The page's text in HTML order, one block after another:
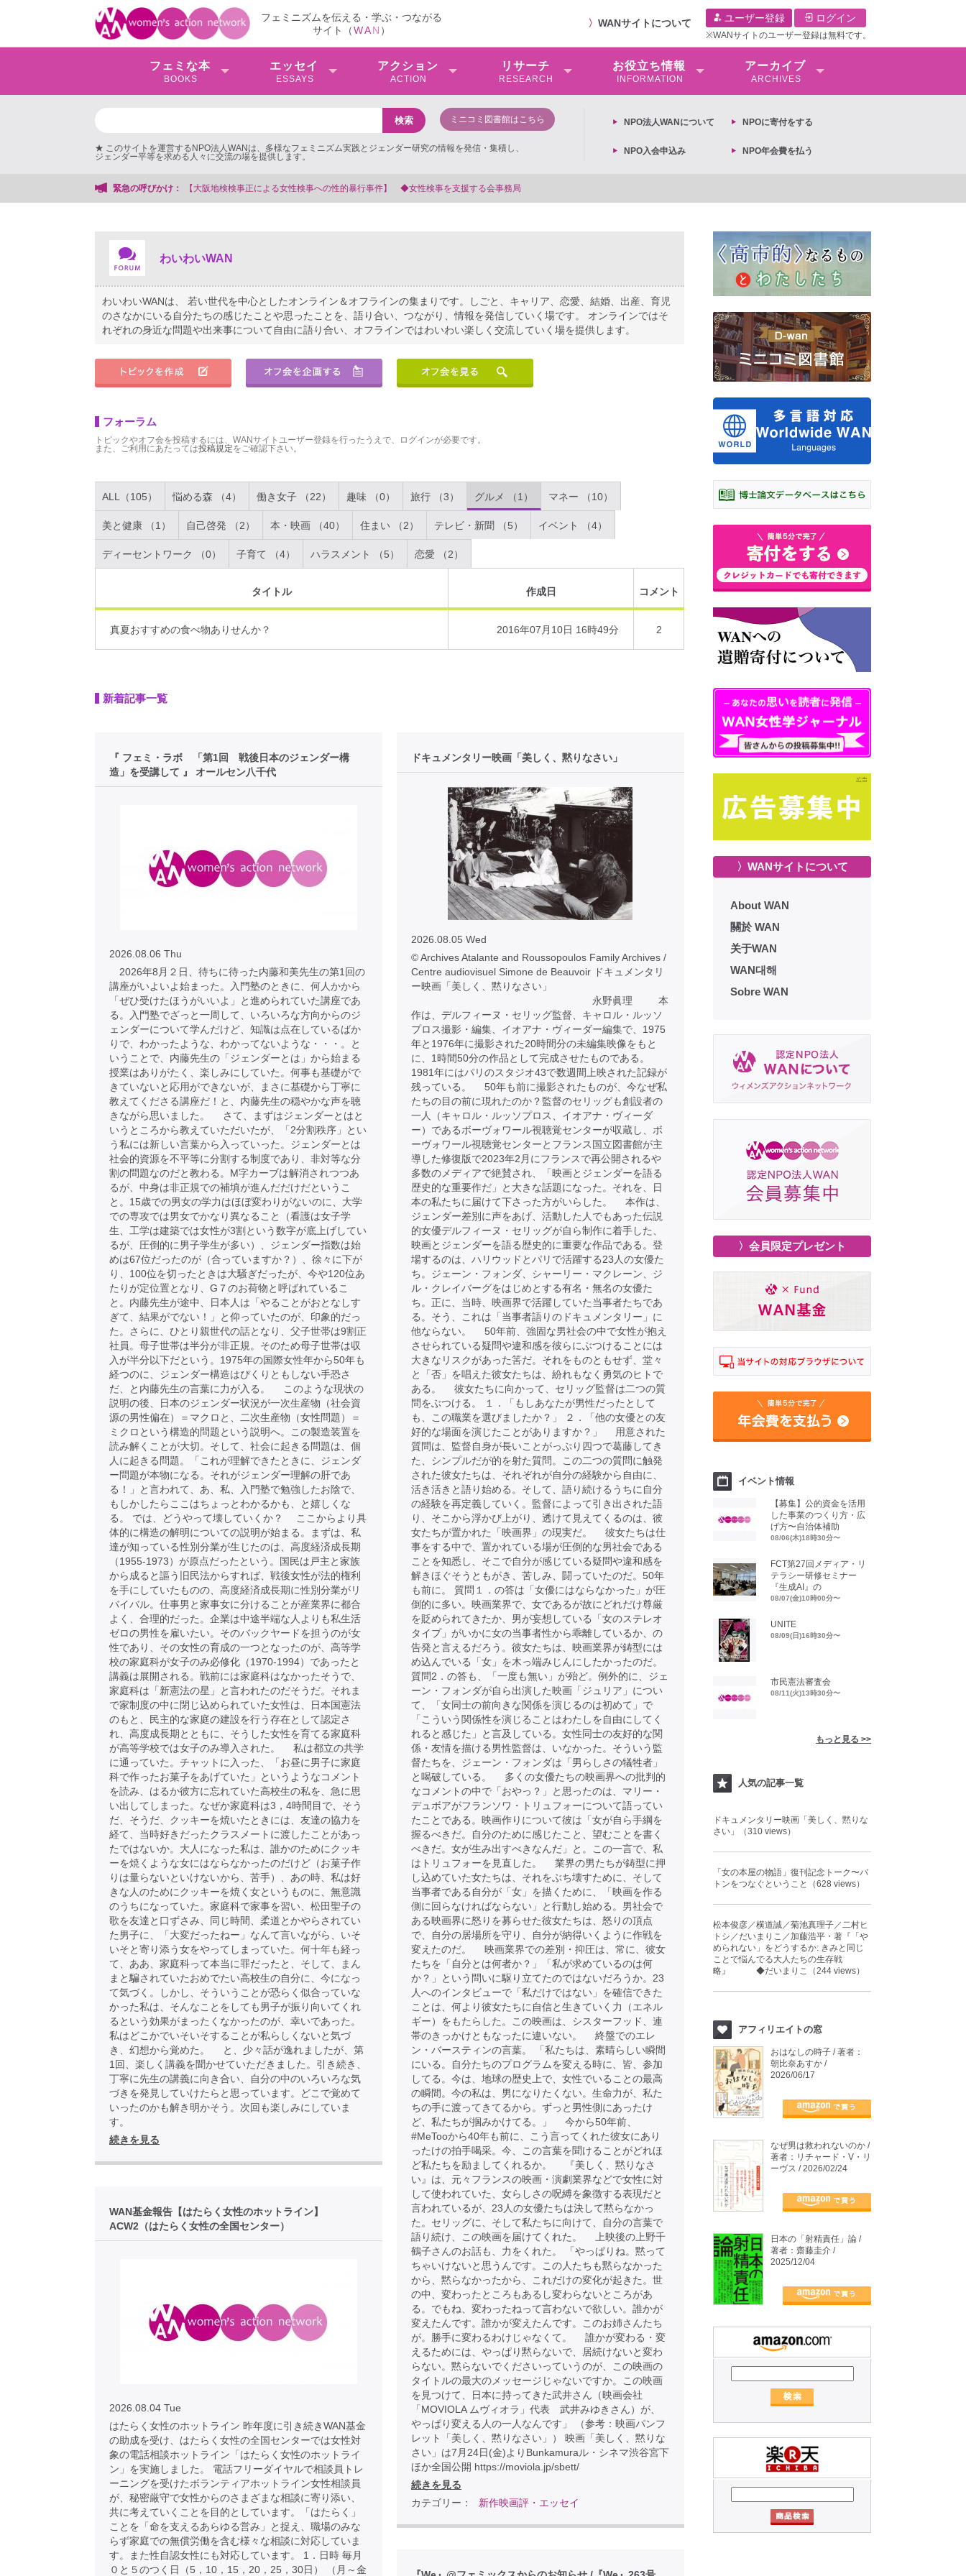
フェミニズムを伝える・学ぶ・つながる
サイト（WAN ）
〉 WANサイトについて ユーザー登録 ログイン
※WANサイトのユーザー登録は無料です。
フェミな本
BOOKS
エッセイ
ESSAYS
アクション
ACTION
リサーチ
RESEARCH
お役⽴ち情報
INFORMATION
アーカイブ
ARCHIVES
ミニコミ図書館はこちら
★ このサイトを運営するNPO法人WANは、多様なフェミニズム実践とジェンダー研究の情報を発信・集積し、
ジェンダー平等を求める人々に交流の場を提供します。
NPO法⼈WANについて NPOに寄付をする
NPO入会申込み NPO年会費を払う
緊急の呼びかけ： 【抗議文】2026年3月13日第6次男女共同参画基本計画の閣議決定への抗議文 ◆女性差別撤廃条約実現アクション 亀永能布子
わいわいWAN
わいわいWANは、 若い世代を中心としたオンライン＆オフラインの集まりです。しごと、キャリア、恋愛、結婚、出産、育児
のさなかにいる自分たちの感じたことや思ったことを、語り合い、つながり、情報を発信していく場です。 オンラインではそ
れぞれの身近な問題や出来事について自由に語り合い、オフラインではわいわい楽しく交流していく場を提供します。
フォーラム
トピックやオフ会を投稿するには、WANサイトユーザー登録を行ったうえで、ログインが必要です。
また、ご利用にあたっては投稿規定をご確認下さい。
ALL（105） 悩める森 （4） 働き女子 （22） 趣味 （0） 旅行 （3） グルメ （1） マネー （10）
美と健康 （1） 自己啓発 （2） 本・映画 （40） 住まい （2） テレビ・新聞 （5） イベント （4）
ディーセントワーク （0） 子育て （4） ハラスメント （5） 恋愛 （2）
タイトル 作成日 コメント
真夏おすすめの食べ物ありせんか？ 2016年07月10日 16時49分 2
新着記事一覧
『 フェミ・ラボ 「第1回 戦後日本のジェンダー構
造」を受講して 』 オールセン八千代
2026.08.06 Thu
2026年8月２日、待ちに待った内藤和美先生の第1回の
講座がいよいよ始まった。入門塾のときに、何人かから
「ぜひ受けたほうがいいよ」と進められていた講座であ
る。入門塾でざっと一周して、いろいろな方向からのジ
ェンダーについて学んだけど、知識は点在しているばか
りで、わかったような、わかってないような・・・。と
いうことで、内藤先生の「ジェンダーとは」から始まる
授業はありがたく、楽しみにしていた。何事も基礎がで
きていないと応用ができないが、まさに基礎から丁寧に
教えてくださる講座だ！と、内藤先生の穏やかな声を聴
きながら思いました。 さて、まずはジェンダーとはと
いうところから教えていただいたが、「2分割秩序」とい
う私には新しい言葉から入っていった。ジェンダーとは
社会的資源を不平等に分割する制度であり、非対等な分
割の問題なのだと教わる。M字カーブは解消されつつあ
るが、中身は非正規での補填が進んだだけだというこ
と。15歳での男女の学力はほぼ変わりがないのに、大学
での専攻では男女でかなり異なること（看護は女子学
生、工学は建築では女性が3割という数字が底上げしてい
るが、圧倒的に男子学生が多い）、ジェンダー指数は始
めは67位だったのが（合っていますか？）、徐々に下が
り、100位を切ったときは大騒ぎだったが、今や120位あ
たりが定位置となり、G７のお荷物と呼ばれているこ
と。内藤先生が途中、日本人は「やることがおとなしす
ぎて、結果がでない！」と仰っていたのが、印象的だっ
た。さらに、ひとり親世代の話となり、父子世帯は9割正
社員。母子世帯は半分が非正規。そのため母子世帯は収
入が半分以下だという。1975年の国際女性年から50年も
経つのに、ジェンダー構造はぴくりともしない手恐さ
だ、と内藤先生の言葉に力が入る。 このような現状の
説明の後、日本のジェンダー状況が一次生産物（社会資
源の男性偏在）＝マクロと、二次生産物（女性問題）＝
ミクロという構造的問題という説明へ。この製造装置を
読み解くことが大切。そして、社会に起きる問題は、個
人に起きる問題。「これが理解できたときに、ジェンダ
ー問題が本物になる。それがジェンダー理解の肝であ
る！」と言われて、あ、私、入門塾で勉強したお陰で、
もしかしたらここはちょっとわかるかも、と嬉しくな
る。 では、どうやって壊していくか？ ここからより具
体的に構造の解明についての説明が始まる。まずは、私
達が知っている性別分業が生じたのは、高度経済成長期
（1955-1973）が原点だったという。国民は戸主と家族
から成ると謳う旧民法からすれば、戦後女性が法的権利
を手にしていたものの、高度経済成長期に性別分業がリ
バイバル。仕事男と家事女に分けることが産業界に都合
よく、合理的だった。企業は中途半端な人よりも私生活
ゼロの男性を雇いたい。そのバックヤードを担うのが女
性であり、その女性の育成の一つとなったのが、高等学
校の家庭科が女子のみ必修化（1970-1994）であったと
講義は展開される。戦前には家庭科はなかったそうで、
家庭科は「新憲法の星」と言われたのだそうだ。それま
で家制度の中に閉じ込められていた女性は、日本国憲法
のもと、民主的な家庭の建設を行う存在として認定さ
れ、高度成長期とともに、そうした女性を育てる家庭科
が高等学校では女子のみ導入された。 私は都立の共学
に通っていた。チャットに入った、「お昼に男子に家庭
科で作ったお菓子をあげていた」というようなコメント
を読み、はるか彼方に忘れていた高校生の私を、急に思
い出してしまった。なぜか家庭科は3，4時間目で、そう
だ、そうだ、クッキーを焼いたときには、友達の協力を
経て、当時好きだったクラスメートに渡したことがあっ
たではないか。大人になった私は、誰かのためにクッキ
ーを焼くような女にはならなかったのだけど（お菓子作
りは量らないといけないから、苦手）、あの時、私は好
きな人のためにクッキーを焼く女というものに、無意識
のうちになっていた。家庭科で家事を習い、松田聖子の
歌を友達と口ずさみ、同じ時間、柔道とかやらされてい
た男子に、「大変だったねー」なんて言いながら、いそ
いそと寄り添う女をやってしまっていた。何十年も経っ
て、ああ、家庭科って本当に罪だったと、そして、まん
まと騙されていたおめでたい高校生の自分に、今になっ
て気づく。しかし、そういうことが恐らく似合っていな
かった私は、そんなことをしても男子が振り向いてくれ
るという効果がまったくなかったのが、幸いであった。
私はどこかでいそいそすることが私らしくないと気づ
き、幻想から覚めた。 と、少々話が逸れましたが、第
1回、楽しく講義を聞かせていただきました。引き続き、
丁寧に先生の講義に向き合い、自分の中のいろいろな気
づきを発見していけたらと思っています。どこで覚めて
いったのかも解き明かそう。次回も楽しみにしていま
す。
続きを見る
ドキュメンタリー映画「美しく、黙りなさい」
2026.08.05 Wed
© Archives Atalante and Roussopoulos Family Archives /
Centre audiovisuel Simone de Beauvoir ドキュメンタリ
ー映画「美しく、黙りなさい」
永野眞理 本
作は、デルフィーヌ・セリッグ監督、キャロル・ルッソ
プロス撮影・編集、イオアナ・ヴィーダー編集で、1975
年と1976年に撮影された20時間分の未編集映像をもと
に、1時間50分の作品として完成させたものである。
1981年にはパリのスタジオ43で数週間上映された記録が
残っている。 50年も前に撮影されたものが、今なぜ私
たちの目の前に現れたのか？監督のセリッグも創設者の
一人（キャロル・ルッソプロス、イオアナ・ヴィーダ
ー）であるボーヴォワール視聴覚センターが収蔵し、ボ
ーヴォワール視聴覚センターとフランス国立図書館が主
導した修復版で2023年2月にフランスで再公開されるや
多数のメディアで絶賛され、「映画とジェンダーを語る
歴史的な重要作だ」と大きな話題になった。それを、日
本の私たちに届けて下さった方がいらした。 本作は、
ジェンダー差別に声をあげ、活動した人でもあった伝説
的女優デルフィーヌ・セリッグが自ら制作に着手した、
映画とジェンダーを語る歴史的に重要な作品である。登
場するのは、ハリウッドとパリで活躍する23人の女優た
ち。ジェーン・フォンダ、シャーリー・マクレーン、ジ
ル・クレイバーグをはじめとする有名・無名の女優た
ち。正に、当時、映画界で活躍していた当事者たちであ
る。そう、これは「当事者語りのドキュメンタリー」に
他ならない。 50年前、強固な男社会の中で女性が抱え
させられている疑問や違和感を彼らにぶつけることには
大きなリスクがあった筈だ。それをものともせず、堂々
と「否」を唱えた彼女たちは、紛れもなく勇気のヒトで
ある。 彼女たちに向かって、セリッグ監督は二つの質
問をぶつける。 １．「もしあなたが男性だったとして
も、この職業を選びましたか？」 ２．「他の女優との友
好的な場面を演じたことがありますか？」 用意された
質問は、監督自身が長いことがっぷり四つで葛藤してき
た、シンプルだが的を射た質問。この二つの質問に触発
された彼女たちは、それぞれが自分の経験から自由に、
活き活きと語り始める。そして、語り続けるうちに自分
の経験を再定義していく。監督によって引き出された語
り、そこから浮かび上がり、透けて見えてくるのは、彼
女たちが置かれた「映画界」の現実だ。 彼女たちは仕
事をする中で、置かれている場が圧倒的な男社会である
ことを知悉し、そこで自分が感じている疑問や違和感を
解きほぐそうともがき、苦しみ、闘っていたのだ。50年
も前に。 質問１．の答は「女優にはならなかった」が圧
倒的に多い。映画業界で、女であるが故にどれだけ尊厳
を貶められてきたか、男が妄想している「女のステレオ
タイプ」がいかに女の当事者性から乖離しているか、の
告発と言えるだろう。彼女たちは、映画業界が鋳型には
め込んでいる「女」を木っ端みじんにしたかったのだ。
質問2．の答も、「一度も無い」が殆ど。例外的に、ジェ
ーン・フォンダが自ら出演した映画「ジュリア」につい
て、「女同士の前向きな関係を演じるのは初めて」で
「こういう関係性を演じることはわたしを自由にしてく
れると感じた」と言及している。女性同士の友好的な関
係・友情を描ける男性監督は、いなかった。そういう監
督たちを、ジェーン・フォンダは「男らしさの犠牲者」
と喝破している。 多くの女優たちの映画界への批判的
なコメントの中で「おやっ？」と思ったのは、マリー・
デュボアがフランソワ・トリュフォーについて語ってい
たことである。映画作りについて彼は「女が自ら手綱を
握るべきだ。自分のために感じたこと、望むことを書く
べきだ。女が生み出すべきなんだ」と。この一言で、私
はトリュフォーを見直した。 業界の男たちが鋳型に押
し込めていた女たちは、それをぶち壊すために、そして
当事者である自分が「女」を描くために、「映画を作る
側に回らなければならない」と行動し始める。男社会で
ある映画界に怒りを募らせた彼女たちは、怒りの頂点
で、自分の居場所を守り、自分が納得いくように作戦を
変えたのだ。 映画業界での差別・抑圧は、常に、彼女
たちを「自分とは何者か？」「私が求めているのは何
か？」という問いに駆り立てたのではないだろうか。23
人へのインタビューで「私だけではない」を確信できた
ことは、何より彼女たちに自信と生きていく力（エネル
ギー）をもたらした。この映画は、シスターフッド、連
帯のきっかけともなったに違いない。 終盤でのエレ
ン・バースティンの言葉。 「私たちは、素晴らしい瞬間
にいる。自分たちのプログラムを変える時に、皆、参加
してる。今は、地球の歴史上で、女性でいることの最高
の瞬間。今の私は、男になりたくない。生命力が、私た
ちの手に渡ってきてるから。ずっと男性側にあったけ
ど、私たちが掴みかけてる。」 今から50年前、
#MeTooから40年も前に、こう言ってくれた彼女にあり
ったけの拍手喝采。今、この言葉を聞けることがどれほ
ど私たちを励ましてくれるか。 『美しく、黙りなさ
い』は、元々フランスの映画・演劇業界などで女性に対
して使われていた、女らしさの呪縛を象徴する表現だと
言われているが、23人の女優たちは決して黙らなかっ
た。セリッグに、そして私たちに向けて、自分の言葉で
語り続け、この映画を届けてくれた。 上映後の上野千
鶴子さんのお話も、力をくれた。 「やっぱりね。黙って
ちゃいけないと思うんです。この人たちも黙らなかった
から、黙らなかったから、これだけの変化が起きた。世
の中、変わったところもあるし変わらないところがあ
る。でもね、変わったねって言わないで欲しい。誰かが
変えたんです。誰かが変えたんです。このお姉さんたち
が。勝手に変わるわけじゃなくて。 誰かが変わる・変
えるためには、やっぱり黙らないで、居続けないと変わ
らない。黙らないでくださいっていうのが、この映画の
タイトルの最大のメッセージじゃないですか。この映画
を見つけて、日本に持ってきた武井さん（映画会社
「MOVIOLA ムヴィオラ」代表 武井みゆきさん）が、
やっぱり変える人の一人なんです」 （参考：映画パンフ
レット「美しく、黙りなさい」） 映画「美しく、黙りな
さい」は7月24日(金)よりBunkamuraル・シネマ渋谷宮下
ほか全国公開 https://moviola.jp/sbett/
続きを見る
カテゴリー：
新作映画評・エッセイ
WAN基金報告【はたらく女性のホットライン】
ACW2（はたらく女性の全国センター）
2026.08.04 Tue
はたらく女性のホットライン 昨年度に引き続きWAN基金
の助成を受け、はたらく女性の全国センターでは女性対
象の電話相談ホットライン「はたらく女性のホットライ
ン」を実施しました。 電話フリーダイヤルで相談員トレ
ーニングを受けたボランティアホットライン女性相談員
が、秘密厳守で女性からのさまざまな相談に寄り添い、
共に考えていくことを目的としています。「はたらく」
ことを「命を支えるあらゆる営み」と捉え、職場のみな
らず家庭での無償労働を含む様々な相談に対応していま
す。また性自認女性にも対応しています。 1．日時 毎月
０と５のつく日（5，10，15，20，25，30日） （月～金
〉WANサイトについて
About WAN
關於 WAN
关于WAN
WAN대해
Sobre WAN
〉会員限定プレゼント
イベント情報
【募集】公的資金を活用
した事業のつくり方・広
げ方〜自治体補助
08/06(木)18時30分〜
FCT第27回メディア・リ
テラシー研修セミナー
『生成AI』の
08/07(金)10時00分〜
UNITE
08/09(日)16時30分〜
市民憲法審査会
08/11(火)13時30分〜
もっと見る >>
人気の記事一覧
ドキュメンタリー映画「美しく、黙りな
さい」（310 views）
「女の本屋の物語」復刊記念トーク〜バ
トンをつなぐということ（628 views）
松本俊彦／横道誠／菊池真理子／二村ヒ
トシ／だいまりこ／加藤浩平・著『「や
められない」をどうするか: きみと同じ
ことで悩んでる大人たちの生存戦
略』 ◆だいまりこ（244 views）
アフィリエイトの窓
おはなしの時子 / 著者：
朝比奈あすか /
2026/06/17
なぜ男は救われないのか /
著者：リチャード・V・リ
ーヴス / 2026/02/24
日本の「射精責任」論 /
著者：齋藤圭介 /
2025/12/04